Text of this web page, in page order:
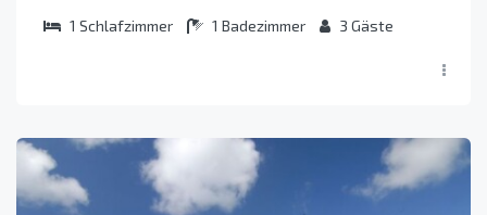
1 Schlafzimmer 1 Badezimmer 3 Gäste